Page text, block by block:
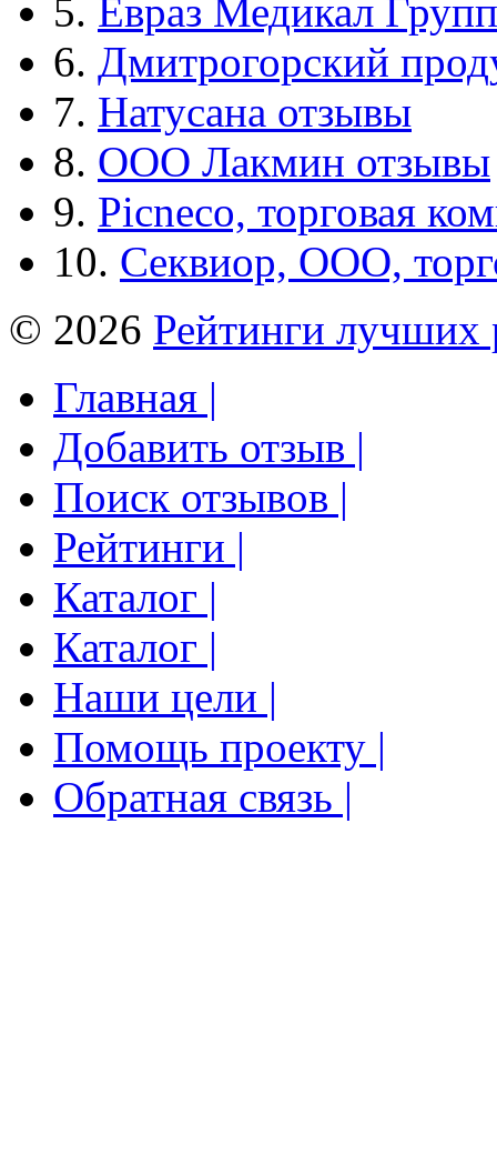
5. Евраз Медикал Групп
6. Дмитрогорский
7. Натусана отзывы
8. ООО Лакмин отзывы
9. Picneco, торговая
10. Секвиор, ООО,
© 2026 Рейтинги лучших
Главная |
Добавить отзыв |
Поиск отзывов |
Рейтинги |
Каталог |
Каталог |
Наши цели |
Помощь проекту |
Обратная связь |